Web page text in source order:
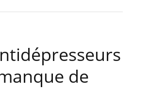
de